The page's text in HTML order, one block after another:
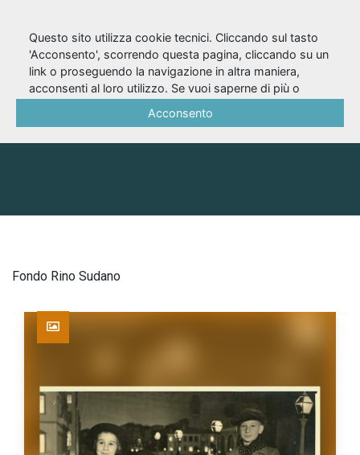
Fondo Rino Sudano
FONDO
Fondo Rino Sudano
Questo sito utilizza cookie tecnici. Cliccando sul tasto
'Acconsento', scorrendo questa pagina, cliccando su un
link o proseguendo la navigazione in altra maniera,
acconsenti al loro utilizzo. Se vuoi saperne di più o
Acconsento